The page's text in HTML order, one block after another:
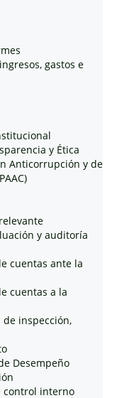
gastos e
y Ética
Anticorrupción y de
y auditoría
cuentas ante la
cuentas a la
de inspección,
Desempeño
control interno